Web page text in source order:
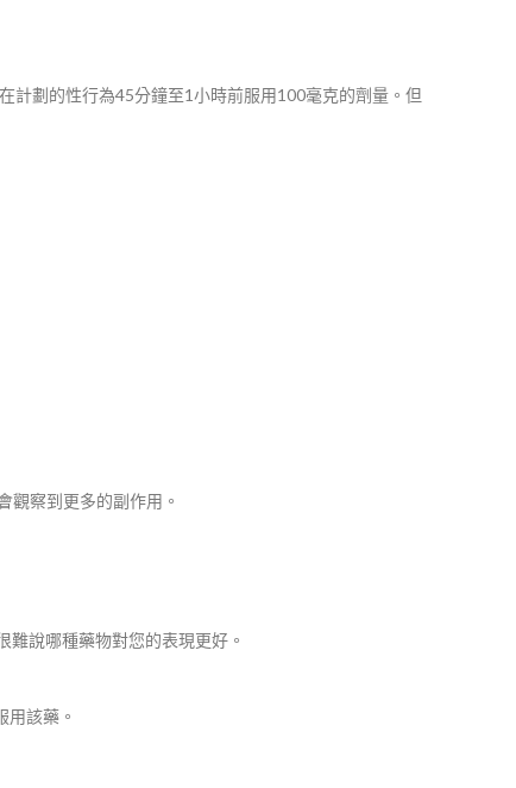
計劃的性行為45分鐘至1小時前服用100毫克的劑量。但
觀察到更多的副作用。
說哪種藥物對您的表現更好。
該藥。